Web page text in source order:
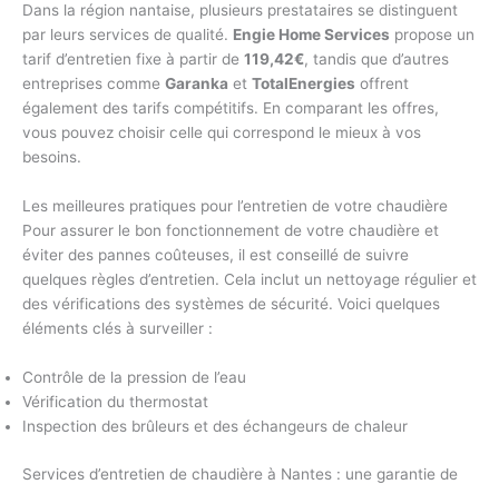
Dans la région nantaise, plusieurs prestataires se distinguent
par leurs services de qualité. Engie Home Services propose un
tarif d’entretien fixe à partir de 119,42€, tandis que d’autres
entreprises comme Garanka et TotalEnergies offrent
également des tarifs compétitifs. En comparant les offres,
vous pouvez choisir celle qui correspond le mieux à vos
besoins.
Les meilleures pratiques pour l’entretien de votre chaudière
Pour assurer le bon fonctionnement de votre chaudière et
éviter des pannes coûteuses, il est conseillé de suivre
quelques règles d’entretien. Cela inclut un nettoyage régulier et
des vérifications des systèmes de sécurité. Voici quelques
éléments clés à surveiller :
Contrôle de la pression de l’eau
Vérification du thermostat
Inspection des brûleurs et des échangeurs de chaleur
Services d’entretien de chaudière à Nantes : une garantie de